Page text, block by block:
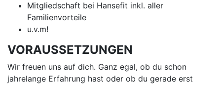
Mitgliedschaft bei Hansefit inkl. aller
Familienvorteile
u.v.m!
VORAUSSETZUNGEN
Wir freuen uns auf dich. Ganz egal, ob du schon
jahrelange Erfahrung hast oder ob du gerade erst